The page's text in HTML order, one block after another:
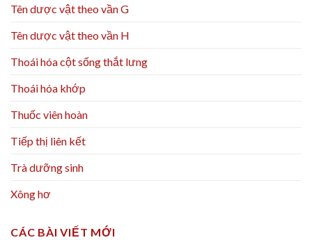
Tên dược vật theo vần G
Tên dược vật theo vần H
Thoái hóa cột sống thắt lưng
Thoái hóa khớp
Thuốc viên hoàn
Tiếp thị liên kết
Trà dưỡng sinh
Xông hơ
CÁC BÀI VIẾT MỚI